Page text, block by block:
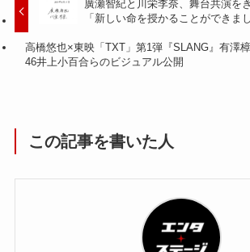
廣瀬智紀と川栄李奈、舞台共演を
「新しい命を授かることができま
高橋悠也×東映「TXT」第1弾『SLANG』有澤
46井上小百合らのビジュアル公開
この記事を書いた人